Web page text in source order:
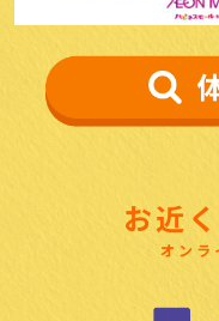
お近
オンラ